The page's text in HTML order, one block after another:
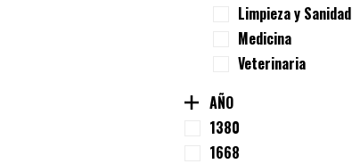
Limpieza y Sanidad
Medicina
Veterinaria
AÑO
1380
1668